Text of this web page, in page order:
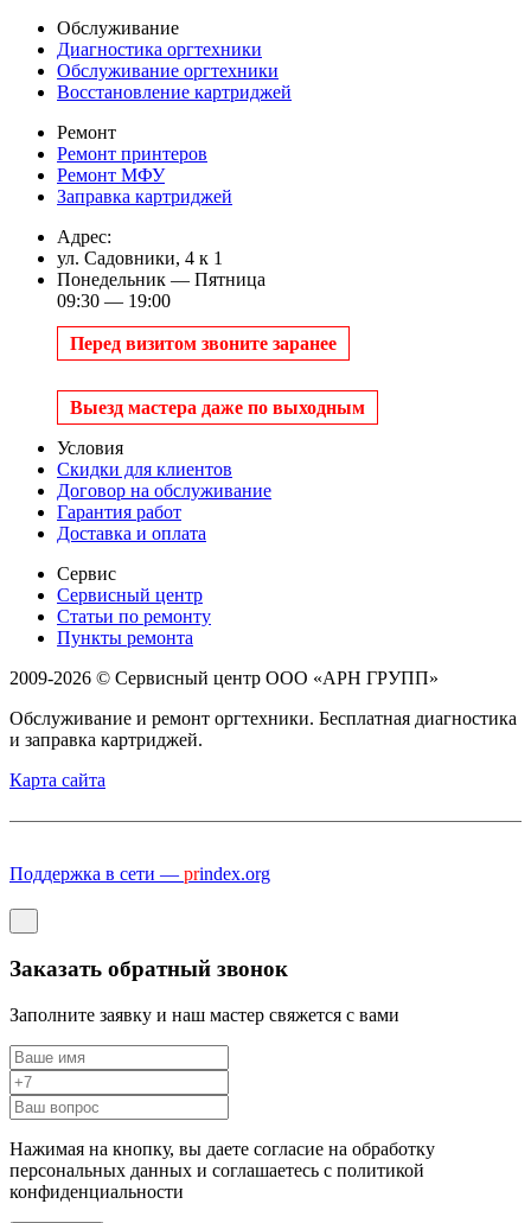
Обслуживание
Диагностика оргтехники
Обслуживание оргтехники
Восстановление картриджей
Ремонт
Ремонт принтеров
Ремонт МФУ
Заправка картриджей
Адрес:
ул. Садовники, 4 к 1
Понедельник — Пятница
09:30 — 19:00
Перед визитом звоните заранее
Выезд мастера даже по выходным
Условия
Скидки для клиентов
Договор на обслуживание
Гарантия работ
Доставка и оплата
Сервис
Сервисный центр
Статьи по ремонту
Пункты ремонта
2009-2026 © Сервисный центр ООО «АРН ГРУПП»
Обслуживание и ремонт оргтехники. Бесплатная диагностика
и заправка картриджей.
Карта сайта
Поддержка в сети — prindex.org
Заказать обратный звонок
Заполните заявку и наш мастер свяжется с вами
Нажимая на кнопку, вы даете согласие на обработку
персональных данных и соглашаетесь c политикой
конфиденциальности